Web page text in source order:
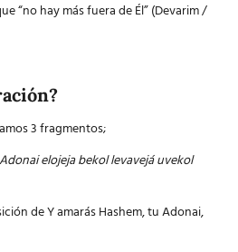
“no hay más fuera de Él” (Devarim /
3 fragmentos;
elojeja bekol levavejá uvekol
de Y amarás Hashem, tu Adonai,